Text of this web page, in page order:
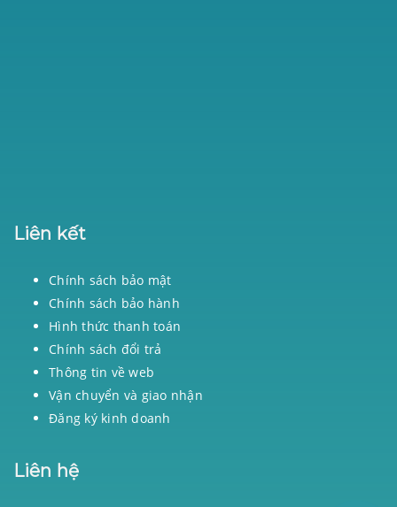
Liên kết
Chính sách bảo mật
Chính sách bảo hành
Hình thức thanh toán
Chính sách đổi trả
Thông tin về web
Vận chuyển và giao nhận
Đăng ký kinh doanh
Liên hệ